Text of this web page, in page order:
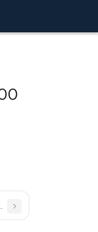
(110грн кв.м.) Militex
10х15м